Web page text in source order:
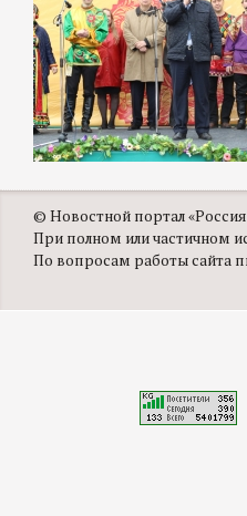
© Новостной портал
При полном или частичном
По вопросам работы сайта